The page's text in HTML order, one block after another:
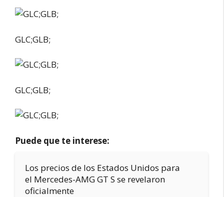
GLC;GLB;
GLC;GLB;
Puede que te interese:
Los precios de los Estados Unidos para
el Mercedes-AMG GT S se revelaron
oficialmente